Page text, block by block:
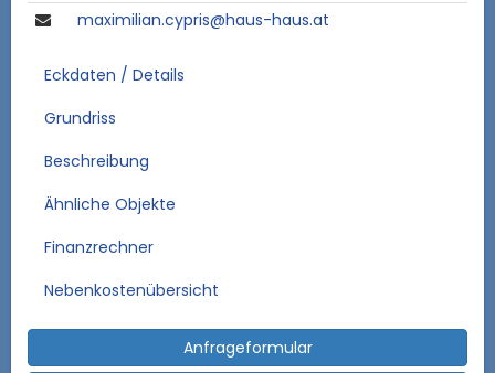
maximilian.cypris@haus-haus.at
Eckdaten / Details
Grundriss
Beschreibung
Ähnliche Objekte
Finanzrechner
Nebenkostenübersicht
Anfrageformular